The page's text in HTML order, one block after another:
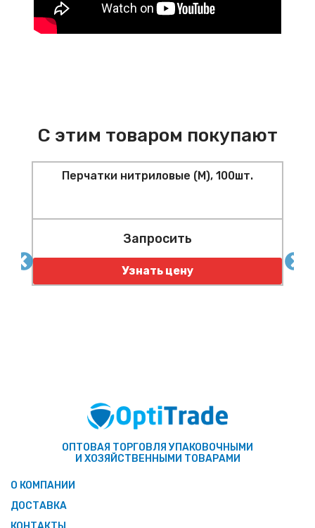
С этим товаром покупают
Перчатки нитриловые (M), 100шт.
Запросить
Узнать цену
ОПТОВАЯ ТОРГОВЛЯ УПАКОВОЧНЫМИ
И ХОЗЯЙСТВЕННЫМИ ТОВАРАМИ
О КОМПАНИИ
ДОСТАВКА